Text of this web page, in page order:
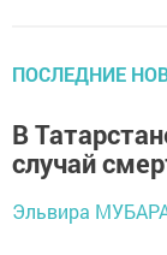
ПОСЛЕДНИЕ
В
случай
Эльвира